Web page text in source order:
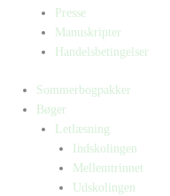
Presse
Manuskripter
Handelsbetingelser
Sommerbogpakker
Bøger
Letlæsning
Indskolingen
Mellemtrinnet
Udskolingen